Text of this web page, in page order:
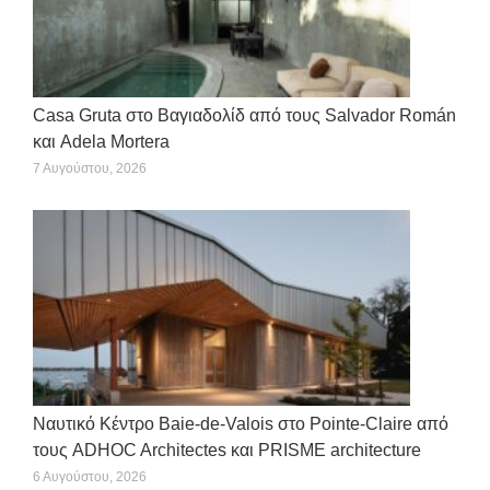
Casa Gruta στο Βαγιαδολίδ από τους Salvador Román
και Adela Mortera
7 Αυγούστου, 2026
Ναυτικό Κέντρο Baie-de-Valois στο Pointe-Claire από
τους ADHOC Architectes και PRISME architecture
6 Αυγούστου, 2026